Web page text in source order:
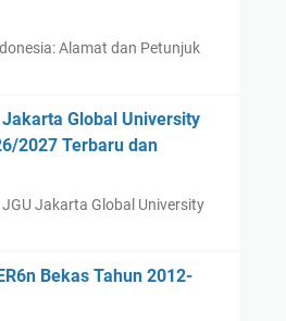
Alamat dan Petunjuk
Global University
2027 Terbaru dan
Jakarta Global University
Bekas Tahun 2012-